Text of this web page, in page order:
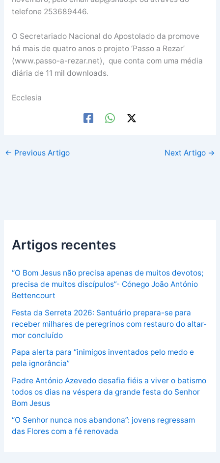
telefone 253689446.
O Secretariado Nacional do Apostolado da promove
há mais de quatro anos o projeto ‘Passo a Rezar’
(www.passo-a-rezar.net), que conta com uma média
diária de 11 mil downloads.
Ecclesia
← Previous Artigo Next Artigo →
Artigos recentes
“O Bom Jesus não precisa apenas de muitos devotos;
precisa de muitos discípulos”- Cónego João António
Bettencourt
Festa da Serreta 2026: Santuário prepara-se para
receber milhares de peregrinos com restauro do altar-
mor concluído
Papa alerta para “inimigos inventados pelo medo e
pela ignorância”
Padre António Azevedo desafia fiéis a viver o batismo
todos os dias na véspera da grande festa do Senhor
Bom Jesus
“O Senhor nunca nos abandona”: jovens regressam
das Flores com a fé renovada